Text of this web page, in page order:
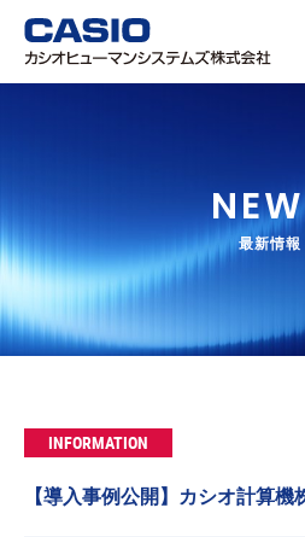
最新情報
INFORMATION
【導入事例公開】カシオ計算機